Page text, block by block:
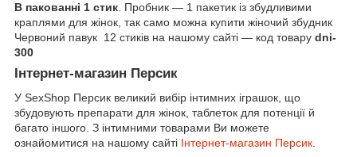
В пакованні 1 стик. Пробник — 1 пакетик із збудливими
краплями для жінок, так само можна купити жіночий збудник
Червоний павук 12 стиків на нашому сайті — код товару dni-
300
Інтернет-магазин Персик
У SexShop Персик великий вибір інтимних іграшок, що
збудовують препарати для жінок, таблеток для потенції й
багато іншого. З інтимними товарами Ви можете
ознайомитися на нашому сайті Інтернет-магазин Персик.